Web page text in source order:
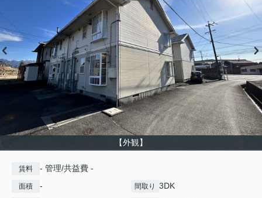
【外観】
賃料 - 管理/共益費 -
面積 - 間取り 3DK